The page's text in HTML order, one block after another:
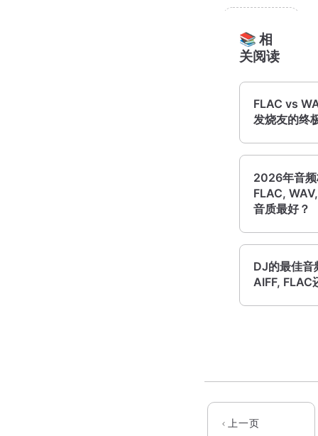
📚 相
关阅读
FLAC vs
发烧友的终
2026年音
FLAC,
音质最好？
DJ的最佳音
AIFF, FLAC
上一页